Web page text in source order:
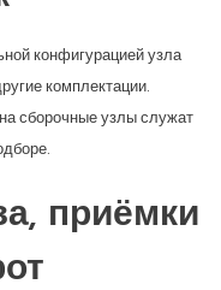
конфигурацией узла
комплектации.
сборочные узлы служат
приёмки